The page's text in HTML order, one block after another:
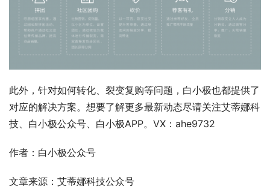
此外，针对如何转化、裂变复购等问题，白小极也都提供了
对应的解决方案。想要了解更多最新动态尽请关注艾蒂娜科
技、白小极公众号、白小极APP。VX：ahe9732
作者：白小极公众号
文章来源：艾蒂娜科技公众号